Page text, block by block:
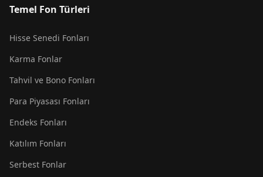
Temel Fon Türleri
Hisse Senedi Fonları
Karma Fonlar
Tahvil ve Bono Fonları
Para Piyasası Fonları
Endeks Fonları
Katılım Fonları
Serbest Fonlar